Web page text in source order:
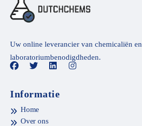
Uw online leverancier van chemicaliën en
laboratoriumbenodigdheden.
Informatie
Home
Over ons